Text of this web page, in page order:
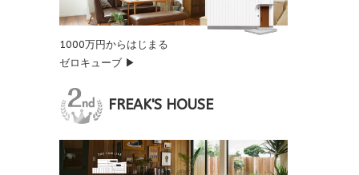
1000万円からはじまる
ゼロキューブ ▶
FREAK'S HOUSE